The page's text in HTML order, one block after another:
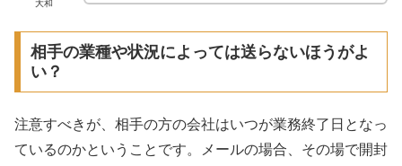
大和
相手の業種や状況によっては送らないほうがよ
い？
注意すべきが、相手の方の会社はいつが業務終了日となっ
ているのかということです。メールの場合、その場で開封